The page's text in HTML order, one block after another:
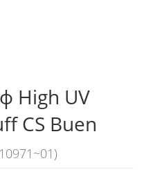
High UV
CS Buen